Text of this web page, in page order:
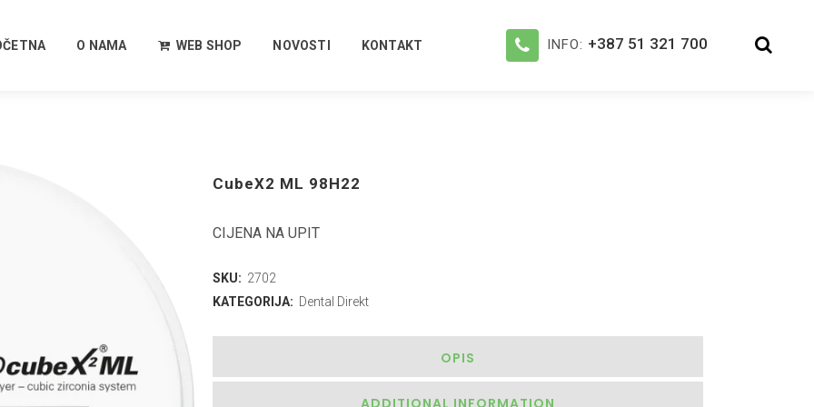
INFO: +387 51 321 700
O NAMA WEB SHOP NOVOSTI KONTAKT
CubeX2 ML 98H22
CIJENA NA UPIT
SKU: 2702
KATEGORIJA: Dental Direkt
OPIS
ADDITIONAL INFORMATION